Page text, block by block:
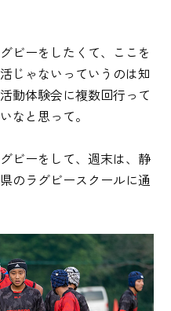
ビーをしたくて、ここを
じゃないっていうのは知
動体験会に複数回行って
なと思って。
ビーをして、週末は、静
のラグビースクールに通